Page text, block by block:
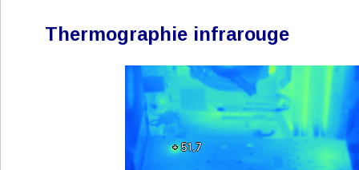
Thermographie infrarouge